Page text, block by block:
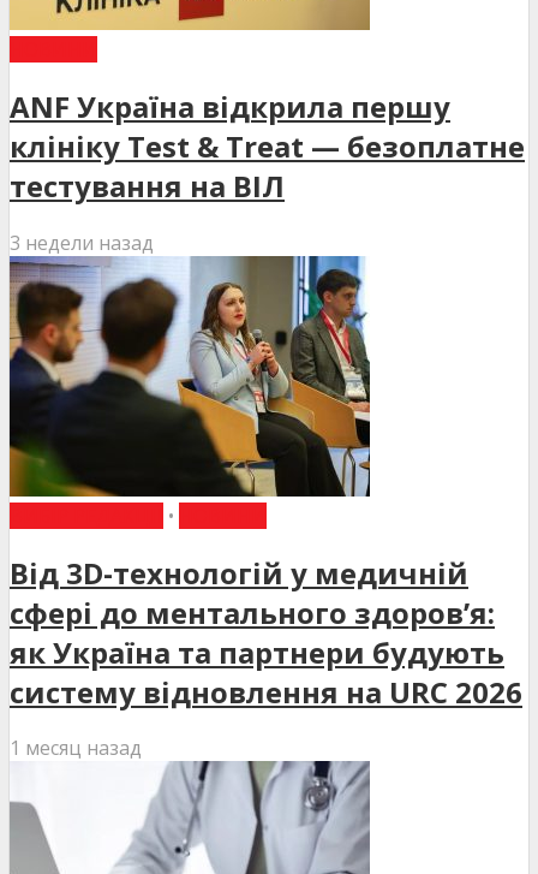
ANF Україна відкрила першу
клініку Test & Treat — безоплатне
тестування на ВІЛ
3 недели назад
•
Від 3D-технологій у медичній
сфері до ментального здоров’я:
як Україна та партнери будують
систему відновлення на URC 2026
1 месяц назад